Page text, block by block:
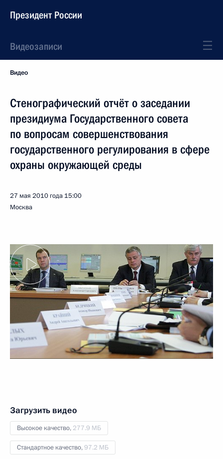
Президент России
Видеозаписи
Видео
Стенографический отчёт о заседании
президиума Государственного совета
по вопросам совершенствования
государственного регулирования в сфере
охраны окружающей среды
27 мая 2010 года 15:00
Москва
Загрузить видео
Высокое качество, 277.9 МБ
Стандартное качество,97.2 МБ